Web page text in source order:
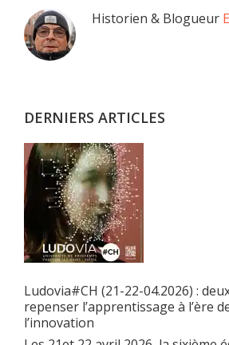
Barre
latérale
Historien & Blogueur
DERNIERS ARTICLES
Ludovia#CH (21-22-04.2026) :
repenser l’apprentissage à l’ère
l’innovation